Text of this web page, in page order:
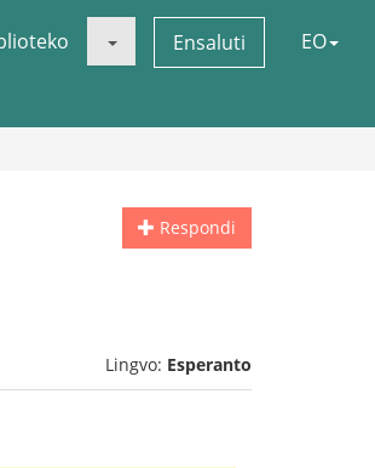
Ensaluti EO
Respondi
Lingvo: Esperanto